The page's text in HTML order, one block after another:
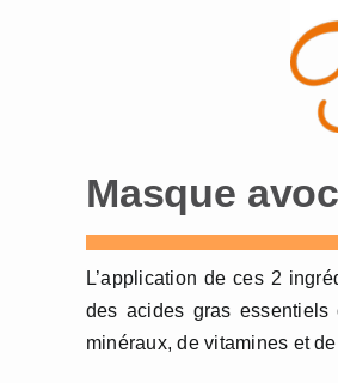
Masque
L’application de ces 2
des acides gras
minéraux, de vitamines et